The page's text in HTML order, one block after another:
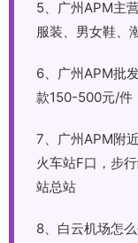
5、广州APM主
服装、男女鞋、
6、广州APM批
款150-500元/件
7、广州APM附
火车站F口，步
站总站
8、白云机场怎